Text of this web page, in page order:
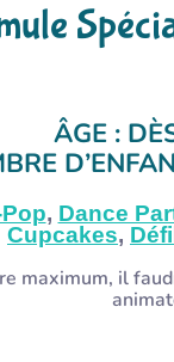
ÂGE :
, Dance
Cupcakes,
maximum, il